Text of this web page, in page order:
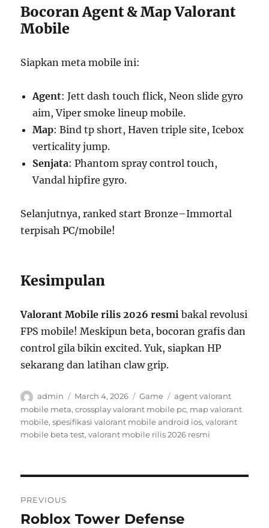
Bocoran Agent & Map Valorant
Mobile
Siapkan meta mobile ini:
Agent: Jett dash touch flick, Neon slide gyro
aim, Viper smoke lineup mobile.
Map: Bind tp short, Haven triple site, Icebox
verticality jump.
Senjata: Phantom spray control touch,
Vandal hipfire gyro.
Selanjutnya, ranked start Bronze–Immortal
terpisah PC/mobile!
Kesimpulan
Valorant Mobile rilis 2026 resmi bakal revolusi
FPS mobile! Meskipun beta, bocoran grafis dan
control gila bikin excited. Yuk, siapkan HP
sekarang dan latihan claw grip.
Author
admin
Posted
on
March 4, 2026 Categories
Game Tags
agent valorant
mobile meta,crossplay valorant mobile pc, map valorant
mobile,spesifikasi valorant mobile android ios,valorant
mobile beta test,valorant mobile rilis 2026 resmi
navigation
PREVIOUS
Previous
Roblox Tower Defense